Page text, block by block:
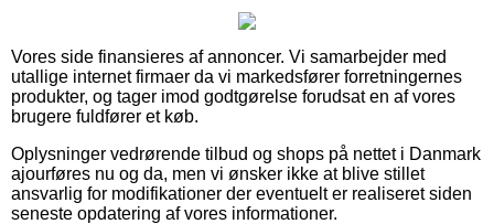
Vores side finansieres af annoncer. Vi samarbejder med
utallige internet firmaer da vi markedsfører forretningernes
produkter, og tager imod godtgørelse forudsat en af vores
brugere fuldfører et køb.
Oplysninger vedrørende tilbud og shops på nettet i Danmark
ajourføres nu og da, men vi ønsker ikke at blive stillet
ansvarlig for modifikationer der eventuelt er realiseret siden
seneste opdatering af vores informationer.